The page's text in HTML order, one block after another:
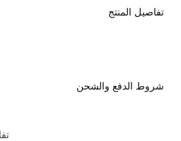
تفاصيل المنتج
شروط الدفع والشحن